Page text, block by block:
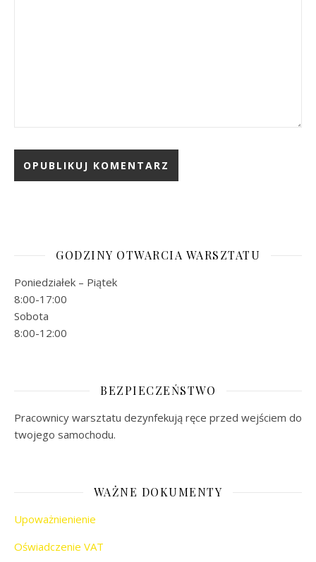
GODZINY OTWARCIA WARSZTATU
Poniedziałek – Piątek
8:00-17:00
Sobota
8:00-12:00
BEZPIECZEŃSTWO
Pracownicy warsztatu dezynfekują ręce przed wejściem do
twojego samochodu.
WAŻNE DOKUMENTY
Upoważnienienie
Oświadczenie VAT